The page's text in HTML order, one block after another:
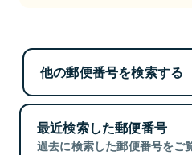
他の郵便番号を検索する
最近検索した郵便番号
過去に検索した郵便番号をご